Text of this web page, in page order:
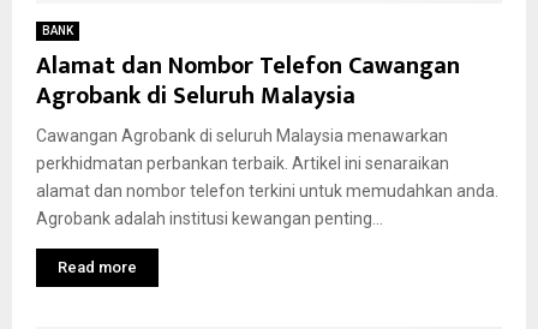
BANK
Alamat dan Nombor Telefon Cawangan
Agrobank di Seluruh Malaysia
Cawangan Agrobank di seluruh Malaysia menawarkan
perkhidmatan perbankan terbaik. Artikel ini senaraikan
alamat dan nombor telefon terkini untuk memudahkan anda.
Agrobank adalah institusi kewangan penting...
Read more